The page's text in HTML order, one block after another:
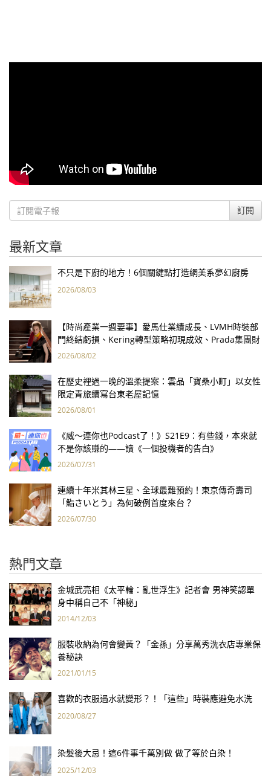
訂閱
最新文章
不只是下廚的地方！6個關鍵點打造網美系夢幻廚房
2026/08/03
【時尚產業一週要事】愛馬仕業績成長、LVMH時裝部
門終結虧損、Kering轉型策略初現成效、Prada集團財
報亮眼
2026/08/02
在歷史裡過一晚的溫柔提案：雲品「寶桑小町」以女性
限定青旅續寫台東老屋記憶
2026/08/01
《威～連你也Podcast了！》S21E9：有些錢，本來就
不是你該賺的——讀《一個投機者的告白》
2026/07/31
連續十年米其林三星、全球最難預約！東京傳奇壽司
「鮨さいとう」為何破例首度來台？
2026/07/30
熱門文章
金城武亮相《太平輪：亂世浮生》記者會 男神笑認單
身中稱自己不「神秘」
2014/12/03
服裝收納為何會變黃？「金孫」分享萬秀洗衣店專業保
養秘訣
2021/01/15
喜歡的衣服遇水就變形？！「這些」時裝應避免水洗
2020/08/27
染髮後大忌！這6件事千萬別做 做了等於白染！
2025/12/03